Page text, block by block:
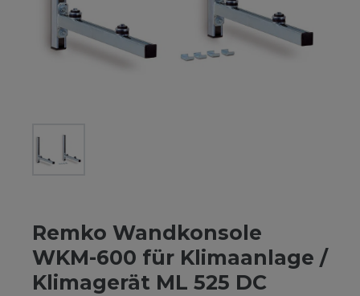
Remko Wandkonsole
WKM-600 für Klimaanlage /
Klimagerät ML 525 DC